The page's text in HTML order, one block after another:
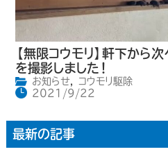
【無限コウモリ】軒下から
を撮影しました！
お知らせ,
コウモリ駆除
2021/9/22
最新の記事